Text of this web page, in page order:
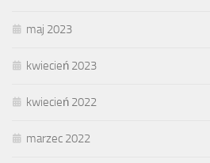
maj 2023
kwiecień 2023
kwiecień 2022
marzec 2022